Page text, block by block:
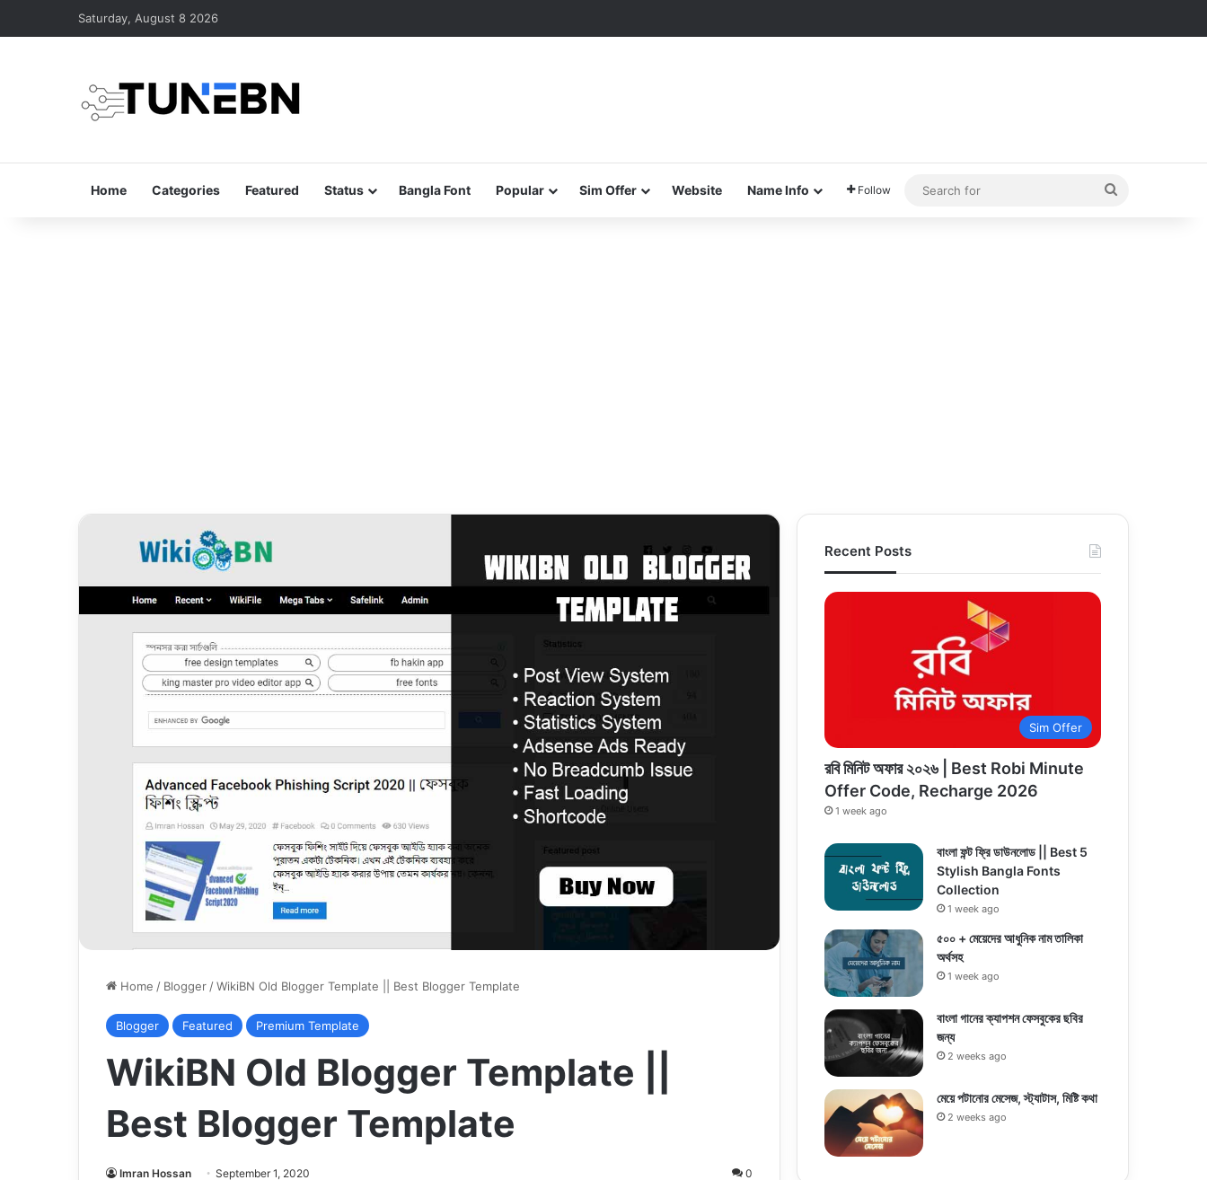
Saturday, August 8 2026
Home Categories Featured Status Bangla Font Popular Sim Offer Website Name Info Follow
Home / Blogger/WikiBN Old Blogger Template || Best Blogger Template
Blogger Featured Premium Template
WikiBN Old Blogger Template ||
Best Blogger Template
Imran Hossan September 1, 2020 0
Recent Posts
Sim Offer
রবি মিনিট অফার ২০২৬ | Best Robi Minute
Offer Code, Recharge 2026
1 week ago
বাংলা ফন্ট ফ্রি ডাউনলোড || Best 5
Stylish Bangla Fonts
Collection
1 week ago
৫০০ + মেয়েদের আধুনিক নাম তালিকা
অর্থসহ
1 week ago
বাংলা গানের ক্যাপশন ফেসবুকের ছবির
জন্য
2 weeks ago
মেয়ে পটানোর মেসেজ, স্ট্যাটাস, মিষ্টি কথা
2 weeks ago